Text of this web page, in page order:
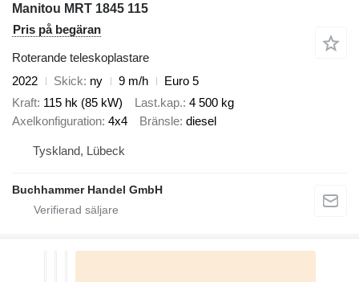
Manitou MRT 1845 115
Pris på begäran
Roterande teleskoplastare
2022
Skick ny 9 m/h
Euro 5
Kraft 115 hk (85 kW) Last.kap. 4 500 kg
Axelkonfiguration 4x4 Bränsle diesel
Tyskland, Lübeck
Buchhammer Handel GmbH